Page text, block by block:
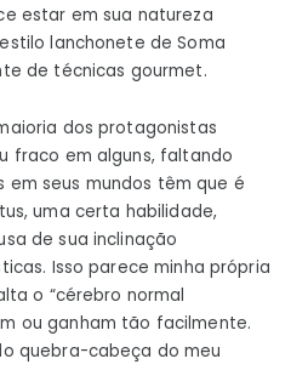
estar em sua natureza
lanchonete de Soma
de técnicas gourmet.
dos protagonistas
fraco em alguns, faltando
em seus mundos têm que é
uma certa habilidade,
de sua inclinação
Isso parece minha própria
o “cérebro normal
ou ganham tão facilmente.
quebra-cabeça do meu